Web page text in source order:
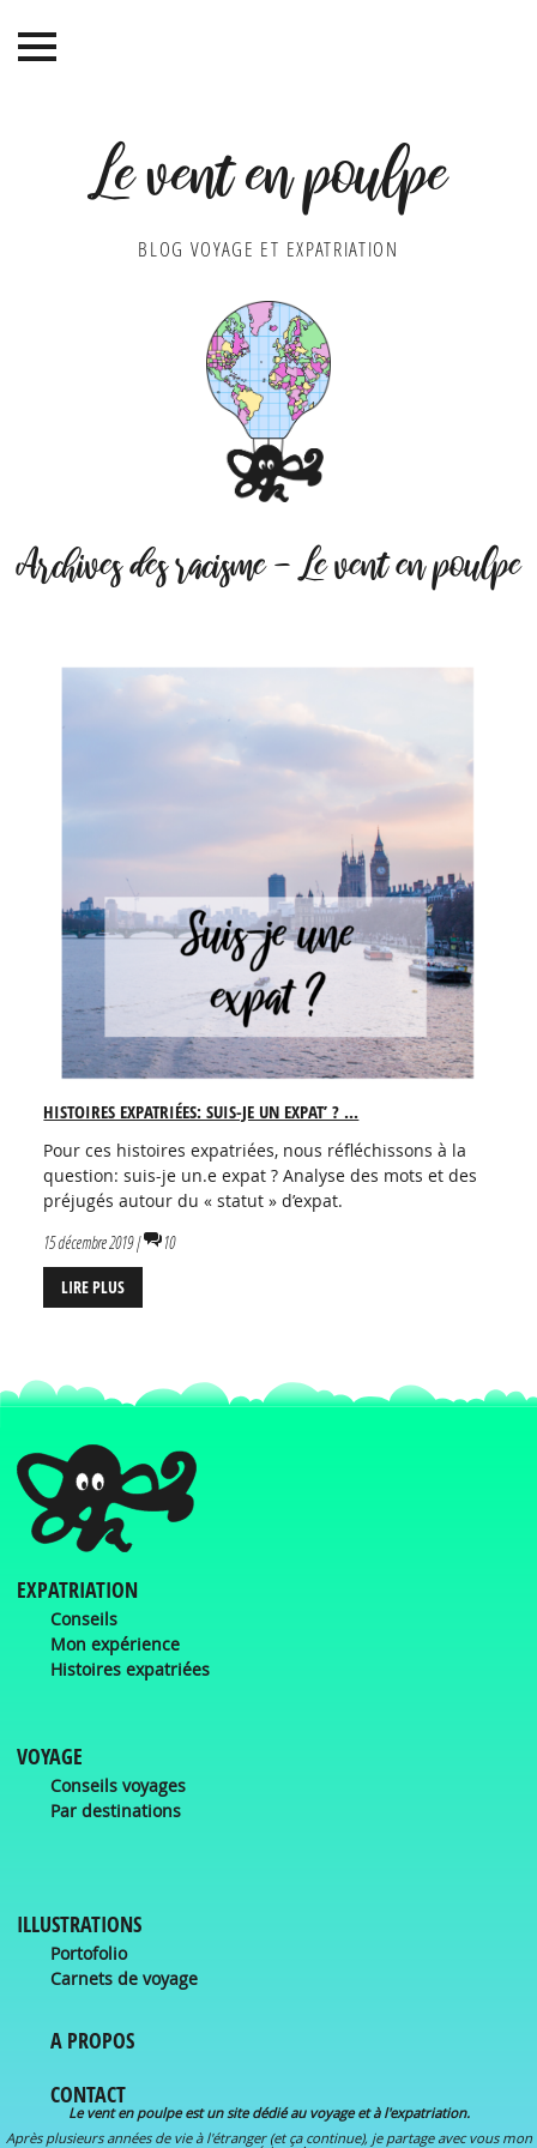
Le vent en poulpe
BLOG VOYAGE ET EXPATRIATION
Archives des racisme - Le vent en poulpe
HISTOIRES EXPATRIÉES: SUIS-JE UN EXPAT’ ? ...
Pour ces histoires expatriées, nous réfléchissons à la
question: suis-je un.e expat ? Analyse des mots et des
préjugés autour du « statut » d’expat.
15 décembre 2019 |
10
LIRE PLUS
EXPATRIATION
Conseils
Mon expérience
Histoires expatriées
VOYAGE
Conseils voyages
Par destinations
ILLUSTRATIONS
Portofolio
Carnets de voyage
A PROPOS
CONTACT
Le vent en poulpe est un site dédié au voyage et à l'expatriation.
Après plusieurs années de vie à l'étranger (et ça continue), je partage avec vous mon